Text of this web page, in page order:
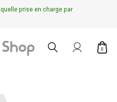
prise en charge par
0